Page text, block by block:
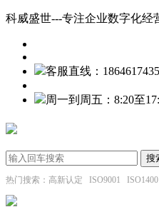
科威盛世---专注企业数字化经
客服直线：
周一到周五：8:20至
热门搜索：高新认定 ISO9001